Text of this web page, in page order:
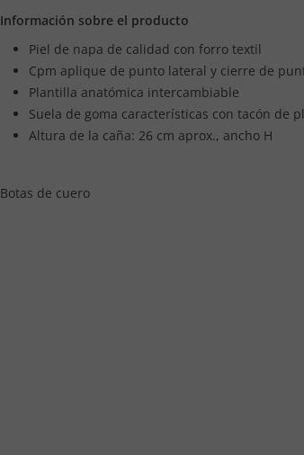
Información sobre el producto
Piel de napa de calidad con forro textil
Cpm aplique de punto lateral y cierre de
Plantilla anatómica intercambiable
Suela de goma características con tacón de
Altura de la caña: 26 cm aprox., ancho H
Botas de cuero